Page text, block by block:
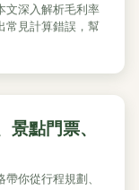
文深入解析毛利率
常見計算錯誤，幫
點門票、
你從行程規劃、